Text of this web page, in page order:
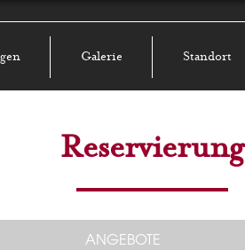
Galerie Standort
Reservierung
ANGEBOTE